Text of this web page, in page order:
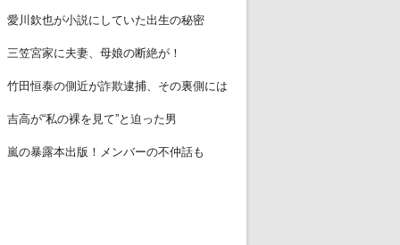
16
愛川欽也が小説にしていた出生の秘密
17
三笠宮家に夫妻、母娘の断絶が！
18
竹田恒泰の側近が詐欺逮捕、その裏側には
19
吉高が“私の裸を見て”と迫った男
20
嵐の暴露本出版！メンバーの不仲話も